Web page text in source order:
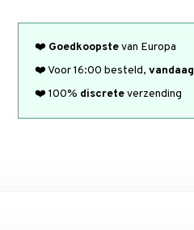
❤️ Goedkoopstevan Europa
❤️ Voor 16:00 besteld,vandaag
❤️ 100% discreteverzending